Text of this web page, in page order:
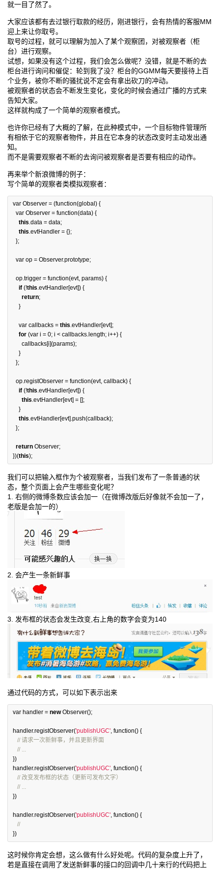
就一目了然了。
大家应该都有去过银行取款的经历，刚进银行，会有热情的客服MM
迎上来让你取号。
取号的过程，就可以理解为加入了某个观察团，对被观察者（柜
台）进行观察。
试想，如果没有这个过程，我们会怎么做呢？没错，就是不断的去
柜台进行询问和催促：轮到我了没？柜台的GGMM每天要接待上百
个业务，被你不断的骚扰说不定会有拿出砍刀的冲动。
被观察者的状态会不断发生变化，变化的时候会通过广播的方式来
告知大家。
这样就构成了一个简单的观察者模式。
也许你已经有了大概的了解，在此种模式中，一个目标物件管理所
有相依于它的观察者物件，并且在它本身的状态改变时主动发出通
知。
而不是需要观察者不断的去询问被观察者是否要有相应的动作。
再来举个新浪微博的例子：
写个简单的观察者类模拟观察者：
var Observer = (function(global ) {
var Observer = function(data) {
this.data = data;
this.evtHandler = {};
};
var op = Observer.prototype;
op.trigger = function(evt, params) {
if (!this.evtHandler[evt]) {
return;
}
var callbacks = this.evtHandler[evt];
for (var i = 0; i < callbacks. length; i++) {
callbacks[i](params);
}
};
op.registObserver = function(evt, callback) {
if (!this.evtHandler[evt]) {
this.evtHandler[evt] = [];
}
this.evtHandler[evt].push(callback);
};
return Observer;
})(this);
我们可以把输入框作为个被观察者，当我们发布了一条普通的状
态，整个页面上会产生哪些变化呢？
1. 右侧的微博条数应该会加一（在微博改版后好像就不会加一了，
老版是会加一的）
2. 会产生一条新鲜事
3. 发布框的状态会发生改变,右上角的数字会变为140
通过代码的方式，可以如下表示出来
var handler = new Observer();
handler.registObserver('publishUGC', function() {
// 请求一次新鲜事，并且更新界面
// ...
})
handler.registObserver('publishUGC', function() {
// 改变发布框的状态（更新可发布文字）
// ...
})
handler.registObserver('publishUGC', function() {
//
})
这时候你肯定会想，这么做有什么好处呢。代码的复杂度上升了，
若是直接在调用了发送新鲜事的接口的回调中几十来行的代码把上